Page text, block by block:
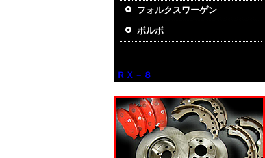
フォルクスワーゲン
ボルボ
ＲＸ－８